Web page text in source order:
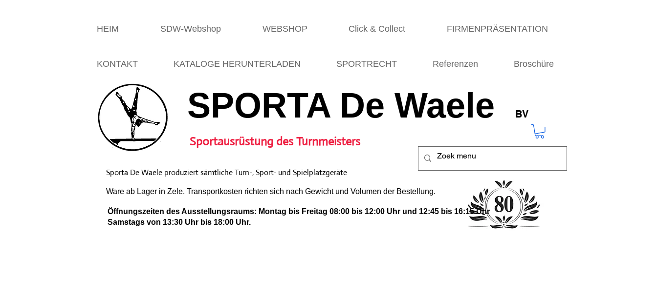
HEIM SDW-Webshop WEBSHOP Click & Collect FIRMENPRÄSENTATION
KONTAKT KATALOGE HERUNTERLADEN SPORTRECHT Referenzen Broschüre
SPORTA De Waele BV
Sportausrüstung des Turnmeisters
Ware ab Lager in Zele. Transportkosten richten sich nach Gewicht und Volumen der Bestellung.
Sporta De Waele produziert sämtliche Turn-, Sport- und Spielplatzgeräte
Öffnungszeiten des Ausstellungsraums: Montag bis Freitag 08:00 bis 12:00 Uhr und 12:45 bis 16:15 Uhr
Samstags von 13:30 Uhr bis 18:00 Uhr.